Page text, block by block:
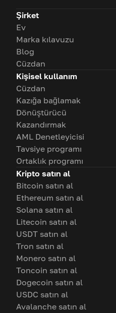
Şirket
Ev
Marka kılavuzu
Blog
Cüzdan
Kişisel kullanım
Cüzdan
Kazığa bağlamak
Dönüştürücü
Kazandırmak
AML Denetleyicisi
Tavsiye programı
Ortaklık programı
Kripto satın al
Bitcoin satın al
Ethereum satın al
Solana satın al
Litecoin satın al
USDT satın al
Tron satın al
Monero satın al
Toncoin satın al
Dogecoin satın al
USDC satın al
Avalanche satın al